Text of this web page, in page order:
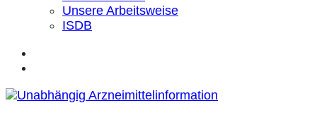
Unsere Arbeitsweise
ISDB